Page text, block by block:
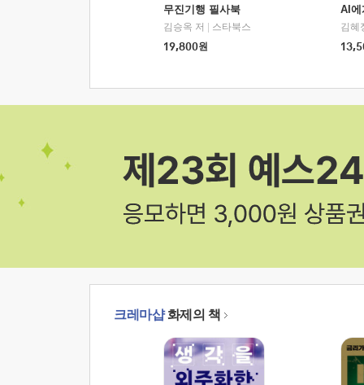
무진기행 필사북
김승옥 저
스타북스
19,800원
AI에
김혜
크레마샵화제의 책